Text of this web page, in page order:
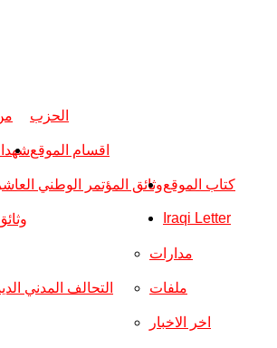
الحزب
وثائق المؤتمر الوطني
اقسام الموقع
التحالف المدني
مدارات
ملفات
اخر الاخبار
كتاب الموقع
Iraqi Letter